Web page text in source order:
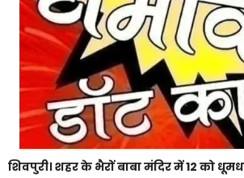
शिवपुरी। शहर के भैरों बाबा मंदिर में 12 को